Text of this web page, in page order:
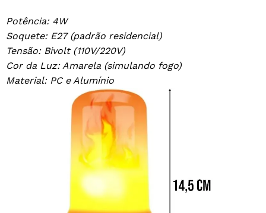
Potência: 4W
Soquete: E27 (padrão residencial)
Tensão: Bivolt (110V/220V)
Cor da Luz: Amarela (simulando fogo)
Material: PC e Alumínio